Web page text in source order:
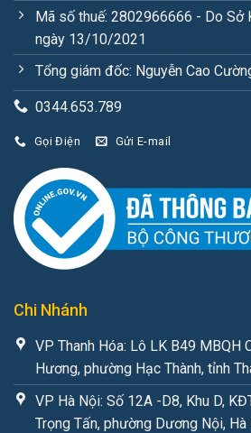
Mã số thuế: 2802966666 - Do Sở
ngày 13/10/2021
Tổng giám đốc: Nguyễn Cao
0344.653.789
Gọi Điện Gửi E-mail
Chi Nhánh
VP Thanh Hóa: Lô LK B49 MBQH
Hương, phường Hạc Thành, tỉnh
VP Hà Nội: Số 12A -D8, Khu D,
Trọng Tấn, phường Dương Nội, Hà